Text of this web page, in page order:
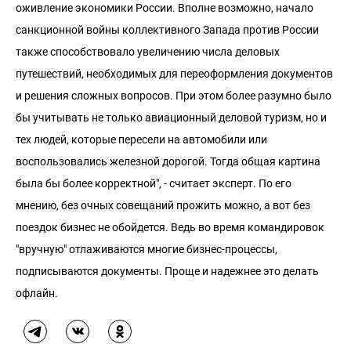
оживление экономики России. Вполне возможно, начало
санкционной войны коллективного Запада против России
также способствовало увеличению числа деловых
путешествий, необходимых для переоформления документов
и решения сложных вопросов. При этом более разумно было
бы учитывать не только авиационный деловой туризм, но и
тех людей, которые пересели на автомобили или
воспользовались железной дорогой. Тогда общая картина
была бы более корректной", - считает эксперт. По его
мнению, без очных совещаний прожить можно, а вот без
поездок бизнес не обойдется. Ведь во время командировок
"вручную" отлаживаются многие бизнес-процессы,
подписываются документы. Проще и надежнее это делать
офлайн.